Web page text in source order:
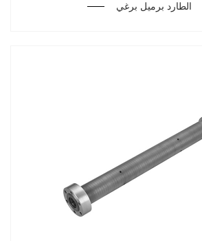
الطارد برميل برغي